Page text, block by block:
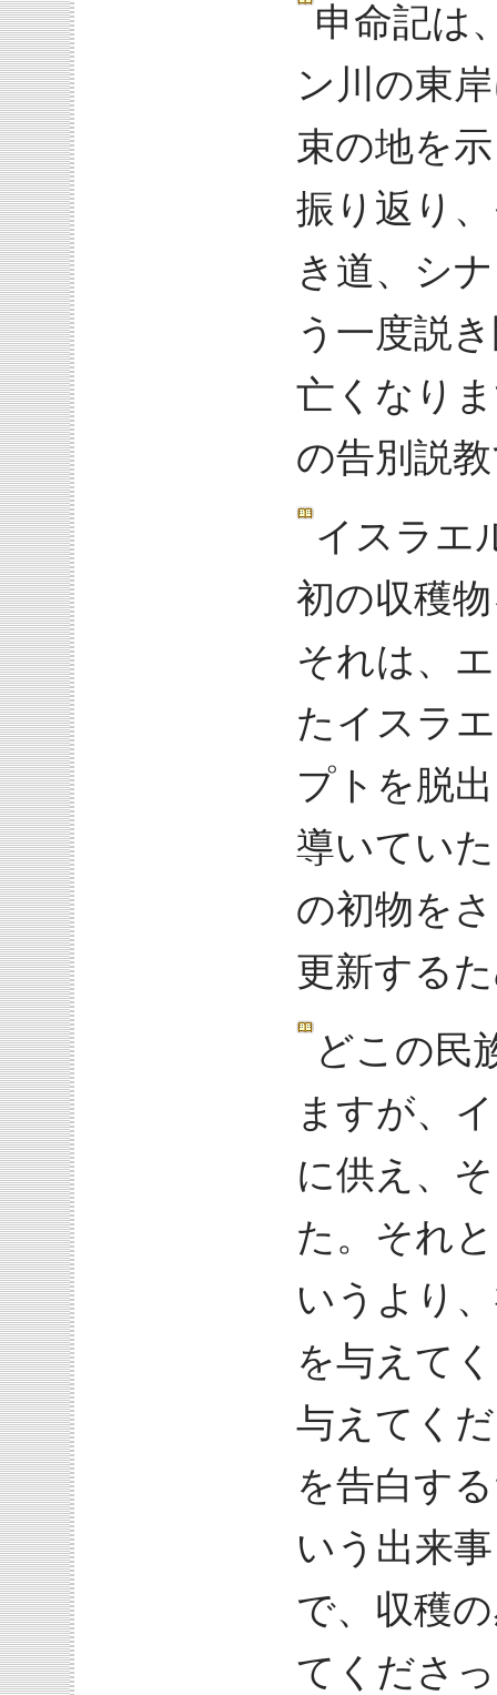
申命記は
ン川の東
束の地を
振り返り
き道、シ
う一度説
亡くなり
の告別説
イスラエ
初の収穫
それは、
たイスラ
プトを脱
導いてい
の初物を
更新する
どこの民
ますが、
に供え、
た。それ
いうより
を与えて
与えてく
を告白す
いう出来
で、収穫
てくださ